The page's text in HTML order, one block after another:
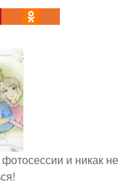
и никак не